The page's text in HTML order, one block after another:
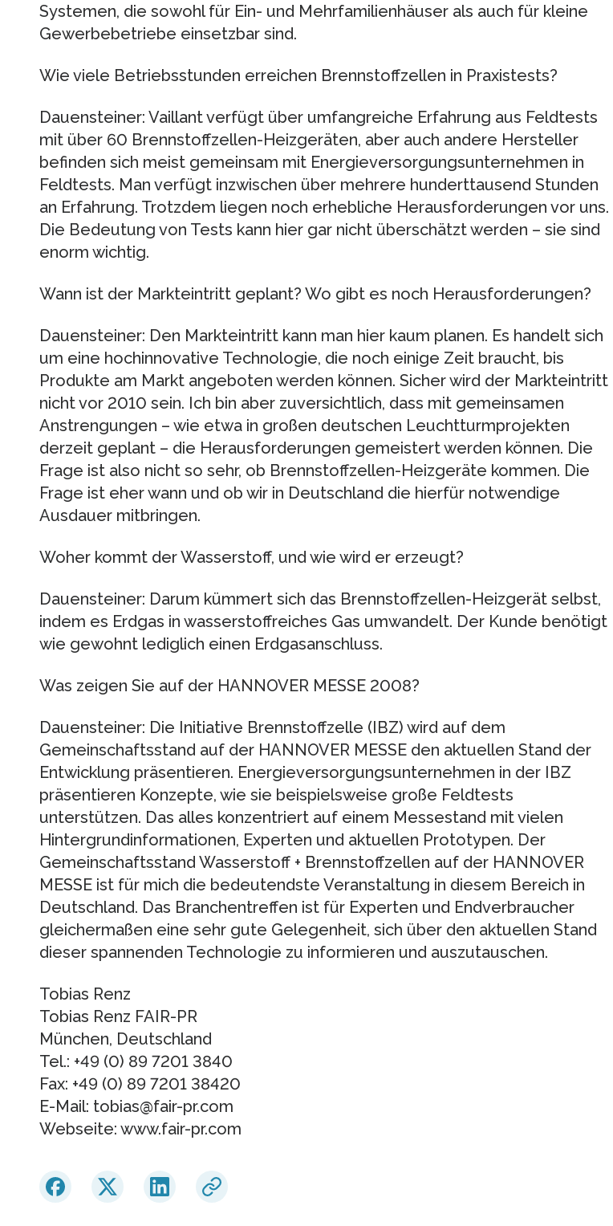
Systemen, die sowohl für Ein- und Mehrfamilienhäuser als auch für kleine
Gewerbebetriebe einsetzbar sind.
Wie viele Betriebsstunden erreichen Brennstoffzellen in Praxistests?
Dauensteiner: Vaillant verfügt über umfangreiche Erfahrung aus Feldtests
mit über 60 Brennstoffzellen-Heizgeräten, aber auch andere Hersteller
befinden sich meist gemeinsam mit Energieversorgungsunternehmen in
Feldtests. Man verfügt inzwischen über mehrere hunderttausend Stunden
an Erfahrung. Trotzdem liegen noch erhebliche Herausforderungen vor uns.
Die Bedeutung von Tests kann hier gar nicht überschätzt werden – sie sind
enorm wichtig.
Wann ist der Markteintritt geplant? Wo gibt es noch Herausforderungen?
Dauensteiner: Den Markteintritt kann man hier kaum planen. Es handelt sich
um eine hochinnovative Technologie, die noch einige Zeit braucht, bis
Produkte am Markt angeboten werden können. Sicher wird der Markteintritt
nicht vor 2010 sein. Ich bin aber zuversichtlich, dass mit gemeinsamen
Anstrengungen – wie etwa in großen deutschen Leuchtturmprojekten
derzeit geplant – die Herausforderungen gemeistert werden können. Die
Frage ist also nicht so sehr, ob Brennstoffzellen-Heizgeräte kommen. Die
Frage ist eher wann und ob wir in Deutschland die hierfür notwendige
Ausdauer mitbringen.
Woher kommt der Wasserstoff, und wie wird er erzeugt?
Dauensteiner: Darum kümmert sich das Brennstoffzellen-Heizgerät selbst,
indem es Erdgas in wasserstoffreiches Gas umwandelt. Der Kunde benötigt
wie gewohnt lediglich einen Erdgasanschluss.
Was zeigen Sie auf der HANNOVER MESSE 2008?
Dauensteiner: Die Initiative Brennstoffzelle (IBZ) wird auf dem
Gemeinschaftsstand auf der HANNOVER MESSE den aktuellen Stand der
Entwicklung präsentieren. Energieversorgungsunternehmen in der IBZ
präsentieren Konzepte, wie sie beispielsweise große Feldtests
unterstützen. Das alles konzentriert auf einem Messestand mit vielen
Hintergrundinformationen, Experten und aktuellen Prototypen. Der
Gemeinschaftsstand Wasserstoff + Brennstoffzellen auf der HANNOVER
MESSE ist für mich die bedeutendste Veranstaltung in diesem Bereich in
Deutschland. Das Branchentreffen ist für Experten und Endverbraucher
gleichermaßen eine sehr gute Gelegenheit, sich über den aktuellen Stand
dieser spannenden Technologie zu informieren und auszutauschen.
Tobias Renz
Tobias Renz FAIR-PR
München, Deutschland
Tel.: +49 (0) 89 7201 3840
Fax: +49 (0) 89 7201 38420
E-Mail: tobias@fair-pr.com
Webseite: www.fair-pr.com